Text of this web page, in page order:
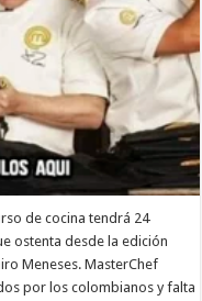
de cocina tendrá 24
ostenta desde la edición
Meneses. MasterChef
por los colombianos y falta